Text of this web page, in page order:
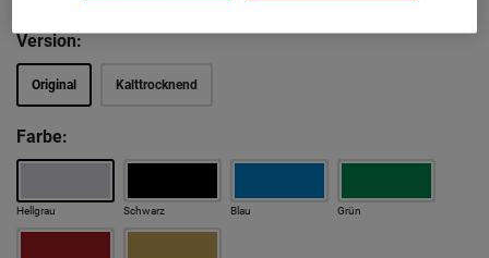
Version:
Original Kalttrocknend
Farbe:
Hellgrau Schwarz Blau Grün